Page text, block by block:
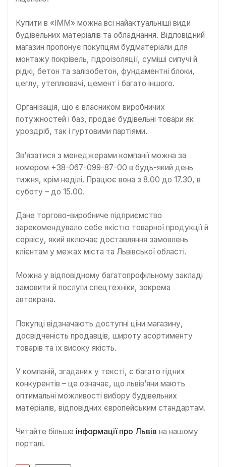
Купити в «ІММ» можна всі найактуальніші види
будівельних матеріалів та обладнання. Відповідний
магазин пропонує покупцям будматеріали для
монтажу покрівель, гідроізоляції, суміші сипучі й
рідкі, бетон та залізобетон, фундаментні блоки,
цеглу, утеплювачі, цемент і багато іншого.
Організація, що є власником виробничих
потужностей і баз, продає будівельні товари як
уроздріб, так і гуртовими партіями.
Зв’язатися з менеджерами компанії можна за
номером +38-067-099-87-00 в будь-який день
тижня, крім неділі. Працює вона з 8.00 до 17.30, в
суботу – до 15.00.
Дане торгово-виробниче підприємство
зарекомендувало себе якістю товарної продукції й
сервісу, який включає доставляння замовлень
клієнтам у межах міста та Львівської області.
Можна у відповідному багатопрофільному закладі
замовити й послуги спецтехніки, зокрема
автокрана.
Покупці відзначають доступні ціни магазину,
досвідченість продавців, широту асортименту
товарів та їх високу якість.
У компаній, згаданих у тексті, є багато гідних
конкурентів – це означає, що львів’яни мають
оптимальні можливості вибору будівельних
матеріалів, відповідних європейським стандартам.
Читайте більше інформації про Львів на нашому
порталі.